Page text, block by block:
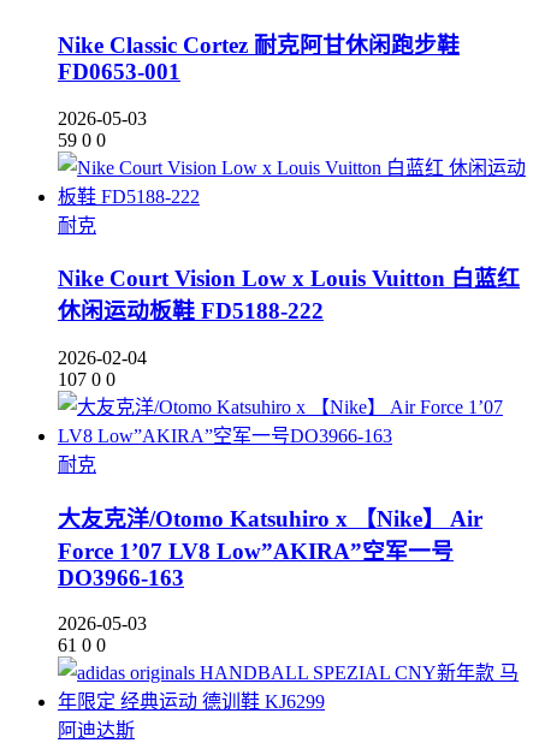
Nike Classic Cortez 耐克阿甘休闲跑步鞋
FD0653-001
2026-05-03
59 0 0
耐克
Nike Court Vision Low x Louis Vuitton 白蓝红
休闲运动板鞋 FD5188-222
2026-02-04
107 0 0
耐克
大友克洋/Otomo Katsuhiro x 【Nike】 Air
Force 1’07 LV8 Low”AKIRA”空军一号
DO3966-163
2026-05-03
61 0 0
阿迪达斯